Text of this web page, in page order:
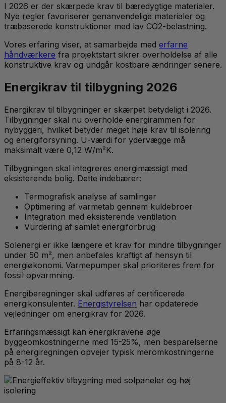
I 2026 er der skærpede krav til bæredygtige materialer.
Nye regler favoriserer genanvendelige materialer og
træbaserede konstruktioner med lav CO2-belastning.
Vores erfaring viser, at samarbejde med erfarne
håndværkere fra projektstart sikrer overholdelse af alle
konstruktive krav og undgår kostbare ændringer senere.
Energikrav til tilbygning 2026
Energikrav til tilbygninger er skærpet betydeligt i 2026.
Tilbygninger skal nu overholde energirammen for
nybyggeri, hvilket betyder meget høje krav til isolering
og energiforsyning. U-værdi for ydervægge må
maksimalt være 0,12 W/m²K.
Tilbygningen skal integreres energimæssigt med
eksisterende bolig. Dette indebærer:
Termografisk analyse af samlinger
Optimering af varmetab gennem kuldebroer
Integration med eksisterende ventilation
Vurdering af samlet energiforbrug
Solenergi er ikke længere et krav for mindre tilbygninger
under 50 m², men anbefales kraftigt af hensyn til
energiøkonomi. Varmepumper skal prioriteres frem for
fossil opvarmning.
Energiberegninger skal udføres af certificerede
energikonsulenter. Energistyrelsen har opdaterede
vejledninger om energikrav for 2026.
Erfaringsmæssigt kan energikravene øge
byggeomkostningerne med 15-25%, men besparelserne
på energiregningen opvejer typisk meromkostningerne
på 8-12 år.